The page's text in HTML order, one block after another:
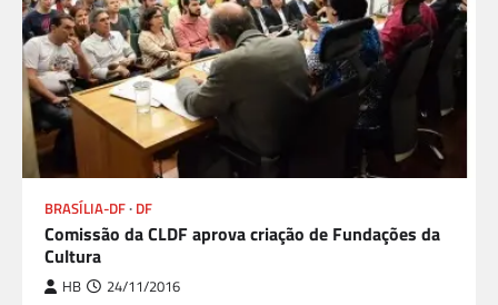
BRASÍLIA-DF DF
Comissão da CLDF aprova criação de Fundações da
Cultura
HB 24/11/2016